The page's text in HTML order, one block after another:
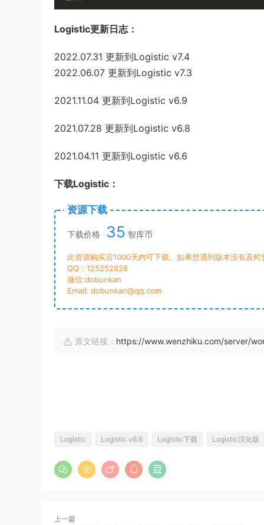
Logistic更新日志：
2022.07.31 更新到Logistic v7.4
2022.06.07 更新到Logistic v7.3
2021.11.04 更新到Logistic v6.9
2021.07.28 更新到Logistic v6.8
2021.04.11 更新到Logistic v6.6
下载Logistic：
资源下载
下载价格 35 智库币
此资源购买后1000天内可下载。如果您遇到版本没有及
QQ：125252828
微信:dobunkan
Email: dobunkan@qq.com
原文链接： https://www.wenzhiku.com/server/
Logistic Logistic v6.6 Logistic下载 Logistic汉化版
上一篇